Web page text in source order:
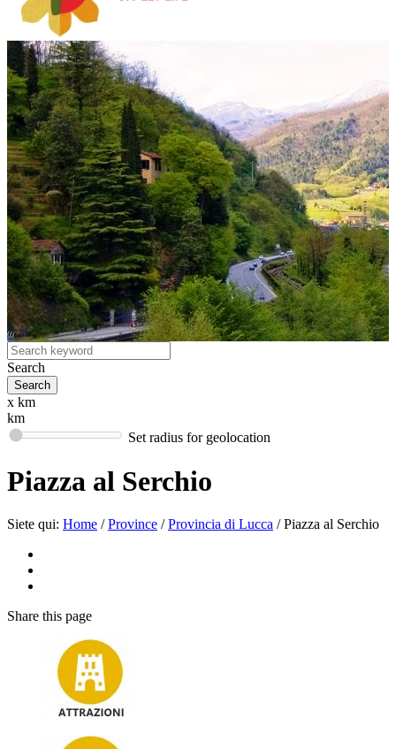
Search
x km
km
Set radius for geolocation
Piazza al Serchio
Siete qui: Home / Province / Provincia di Lucca / Piazza al Serchio
Share this page